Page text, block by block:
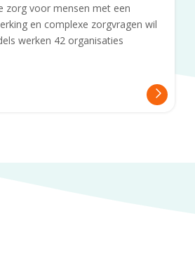
zorg voor mensen met een
en complexe zorgvragen wil
werken 42 organisaties